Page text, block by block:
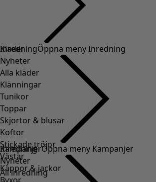
Kläder
Nyheter
Alla kläder
Klänningar
Tunikor
Toppar
Skjortor & blusar
Koftor
Stickade tröjor
Västar
Kappor & jackor
InredningÖppna meny Inredning
Inredning
Nyheter
All inredning
KampanjerÖppna meny Kampanjer